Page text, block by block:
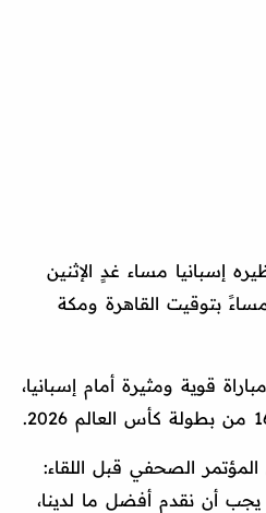
إسبانيا مساء غدٍ الإثنين
بتوقيت القاهرة ومكة
قوية ومثيرة أمام إسبانيا،
الصحفي قبل اللقاء:
يجب أن نقدم أفضل ما لدينا،